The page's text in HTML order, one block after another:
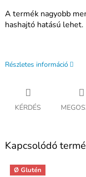
A termék nagyobb
hashajtó hatású lehet.
Részletes információ
KÉRDÉS
Kapcsolódó
Ø Glutén